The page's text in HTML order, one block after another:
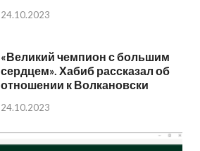
24.10.2023
«Великий чемпион с большим
сердцем». Хабиб рассказал об
отношении к Волкановски
24.10.2023